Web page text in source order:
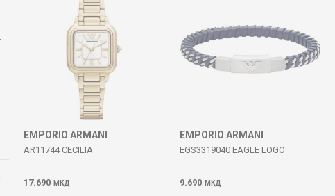
EMPORIO ARMANI
AR11744 CECILIA
17.690 МКД
EMPORIO ARMANI
EGS3319040 EAGLE LOGO
9.690 МКД